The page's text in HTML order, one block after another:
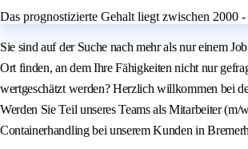
Das prognostizierte Gehalt liegt zwischen 2000
Sie sind auf der Suche nach mehr als nur einem
Ort finden, an dem Ihre Fähigkeiten nicht nur
wertgeschätzt werden? Herzlich willkommen bei
Werden Sie Teil unseres Teams als Mitarbeiter
Containerhandling bei unserem Kunden in